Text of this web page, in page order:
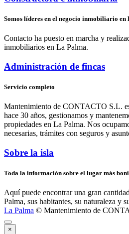
Somos líderes en el negocio inmobiliario en
Contacto ha puesto en marcha y
inmobiliarios en La Palma.
Administración de fincas
Servicio completo
Mantenimiento de CONTACTO S.L.
hace 30 años, gestionamos y
propiedades en La Palma. Nos
necesarias, trámites con seguros y
Sobre la isla
Toda la información sobre el lugar más
Aquí puede encontrar una gran
Palma, sus habitantes, su naturaleza y
La Palma © Mantenimiento de
×